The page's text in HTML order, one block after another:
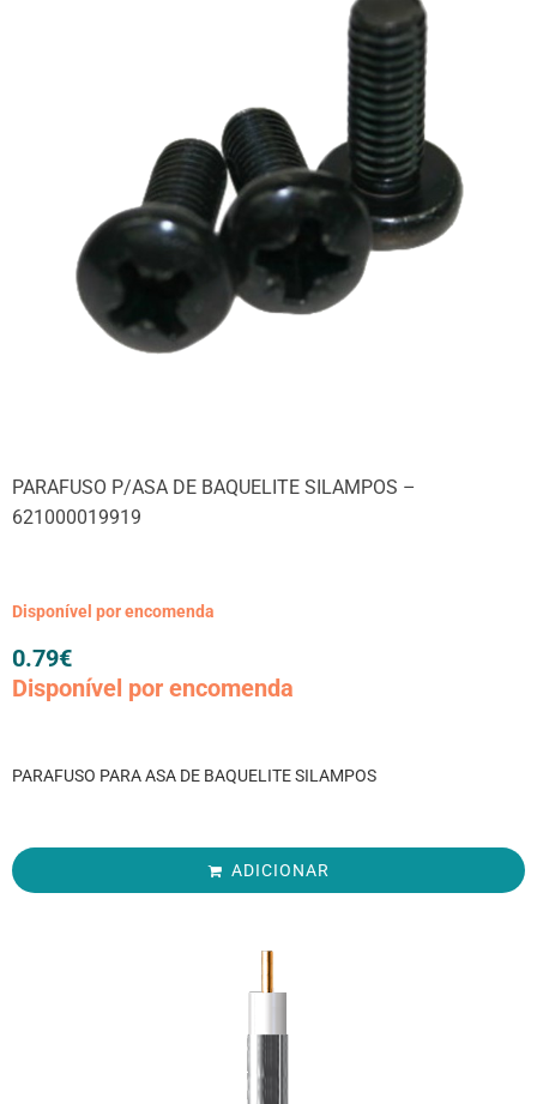
PARAFUSO P/ASA DE BAQUELITE SILAMPOS –
621000019919
Disponível por encomenda
0.79€
Disponível por encomenda
PARAFUSO PARA ASA DE BAQUELITE SILAMPOS
ADICIONAR